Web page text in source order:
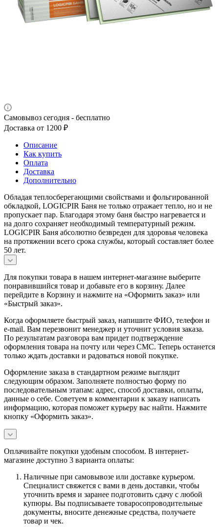
Самовывоз сегодня - бесплатно
Доставка от 1200 ₽
Описание
Как купить
Оплата
Доставка
Дополнительно
Обладая теплосберегающими свойствами и фольгированной
обкладкой, LOGICPIR Баня не только отражает тепло, но и не
пропускает пар. Благодаря этому баня быстро нагревается и
на долго сохраняет необходимый температурный режим.
LOGICPIR Баня абсолютно безвреден для здоровья человека
на протяжении всего срока службы, который составляет более
50 лет.
Для покупки товара в нашем интернет-магазине выберите
понравившийся товар и добавьте его в корзину. Далее
перейдите в Корзину и нажмите на «Оформить заказ» или
«Быстрый заказ».
Когда оформляете быстрый заказ, напишите ФИО, телефон и
e-mail. Вам перезвонит менеджер и уточнит условия заказа.
По результатам разговора вам придет подтверждение
оформления товара на почту или через СМС. Теперь останется
только ждать доставки и радоваться новой покупке.
Оформление заказа в стандартном режиме выглядит
следующим образом. Заполняете полностью форму по
последовательным этапам: адрес, способ доставки, оплаты,
данные о себе. Советуем в комментарии к заказу написать
информацию, которая поможет курьеру вас найти. Нажмите
кнопку «Оформить заказ».
Оплачивайте покупки удобным способом. В интернет-
магазине доступно 3 варианта оплаты:
Наличные при самовывозе или доставке курьером.
Специалист свяжется с вами в день доставки, чтобы
уточнить время и заранее подготовить сдачу с любой
купюры. Вы подписываете товаросопроводительные
документы, вносите денежные средства, получаете
товар и чек.